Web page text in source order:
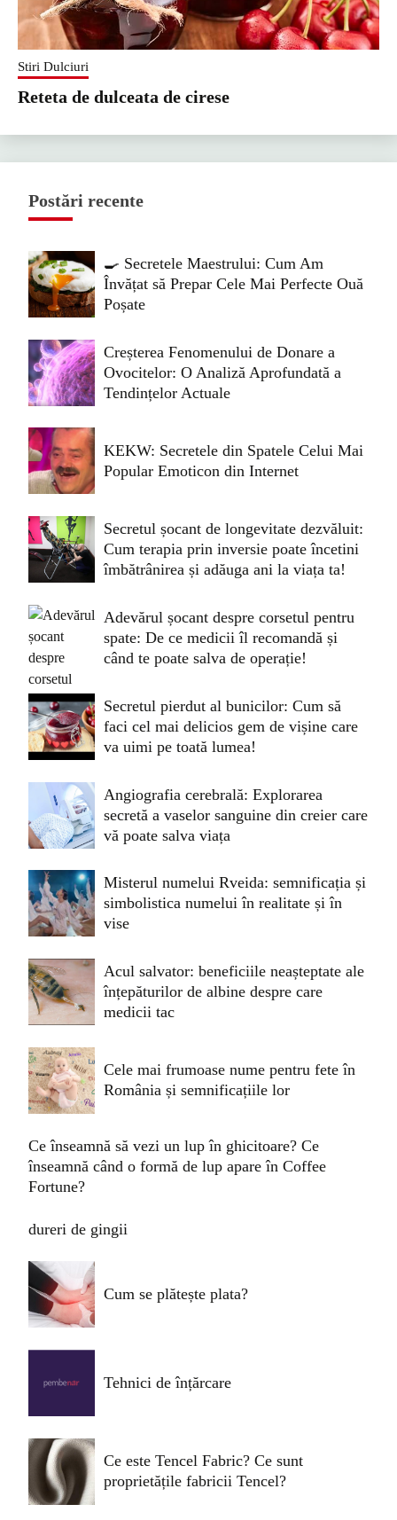
Stiri Dulciuri
Reteta de dulceata de cirese
Postări recente
🍳 Secretele Maestrului: Cum Am
Învățat să Prepar Cele Mai Perfecte Ouă
Poșate
Creșterea Fenomenului de Donare a
Ovocitelor: O Analiză Aprofundată a
Tendințelor Actuale
KEKW: Secretele din Spatele Celui Mai
Popular Emoticon din Internet
Secretul șocant de longevitate dezvăluit:
Cum terapia prin inversie poate încetini
îmbătrânirea și adăuga ani la viața ta!
Adevărul șocant despre corsetul pentru
spate: De ce medicii îl recomandă și
când te poate salva de operație!
Secretul pierdut al bunicilor: Cum să
faci cel mai delicios gem de vișine care
va uimi pe toată lumea!
Angiografia cerebrală: Explorarea
secretă a vaselor sanguine din creier care
vă poate salva viața
Misterul numelui Rveida: semnificația și
simbolistica numelui în realitate și în
vise
Acul salvator: beneficiile neașteptate ale
înțepăturilor de albine despre care
medicii tac
Cele mai frumoase nume pentru fete în
România și semnificațiile lor
Ce înseamnă să vezi un lup în ghicitoare? Ce
înseamnă când o formă de lup apare în Coffee
Fortune?
dureri de gingii
Cum se plătește plata?
Tehnici de înțărcare
Ce este Tencel Fabric? Ce sunt
proprietățile fabricii Tencel?